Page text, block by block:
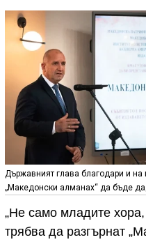
Държавният глава благодари и
„Македонски алманах“ да бъде
„Не само младите
трябва да разгърнат